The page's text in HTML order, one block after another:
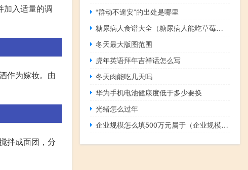
加入适量的调
作为嫁妆。由
拌成面团，分
“群动不遑安”的出处是哪里
糖尿病人食谱大全（糖尿病人能吃草莓吗）
冬天最大版图范围
虎年英语拜年吉祥话怎么写
冬天肉能吃几天吗
华为手机电池健康度低于多少要换
光绪怎么过年
企业规模怎么填500万元属于（企业规模怎么填）